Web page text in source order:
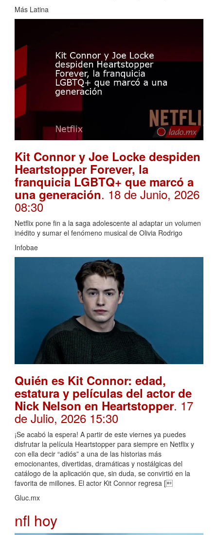
Más Latina
Kit Connor y Joe Locke despiden
Heartstopper Forever, la
franquicia LGBTQ+ que marcó a
una generación. 18 de Junio, 2026
08:30
Netflix pone fin a la saga adolescente al adaptar un volumen
inédito y sumar el fenómeno musical de Olivia Rodrigo
Infobae
Quién es Kit Connor: edad,
estatura y películas del actor de
Nick Nelson en Heartstopper. 17
de Julio, 2026 15:30
¡Se acabó la espera! A partir de este viernes ya puedes
disfrutar la película Heartstopper para siempre en Netflix y
con ella decir “adiós” a una de las historias más
emocionantes, divertidas, dramáticas y nostálgicas del
catálogo de la aplicación que, sin duda, se convirtió en la
favorita de millones. El actor Kit Connor regresa [
Gluc.mx
nfl hoy